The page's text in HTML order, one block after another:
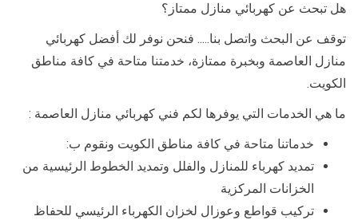
هل تبحث عن كهربائي منازل ممتاز؟
توقف عن البحث واتصل بنا….. فنحن نوفر لك أفضل كهربائي
منازل العاصمة وبخبرة ممتازة، خدمتنا متاحة في كافة مناطق
الكويت.
ما هي الخدمات التي يوفرها لكم فني كهربائي منازل العاصمة :
خدماتنا متاحة في كافة مناطق الكويت ونقوم ب:
تمديد كهرباء للمنازل والفلل وتمديد الخطوط الرئيسية من
الخزانات المركزية
تركيب قواطع وعوزال لخزان الكهرباء الرئيسي للحفاظ